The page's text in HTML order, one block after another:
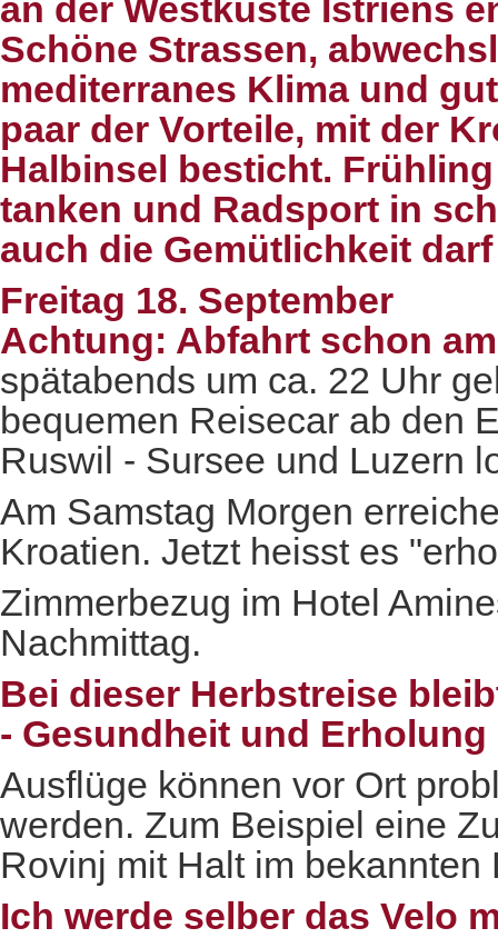
an der Westküste Istriens
Schöne Strassen,
mediterranes Klima und
paar der Vorteile, mit der
Halbinsel besticht.
tanken und Radsport in
auch die Gemütlichkeit
Freitag 18. September
Achtung: Abfahrt schon
spätabends um ca. 22 Uhr
bequemen Reisecar ab den
Ruswil - Sursee und Luzern
Am Samstag Morgen
Kroatien. Jetzt heisst es
Zimmerbezug im Hotel
Nachmittag.
Bei dieser Herbstreise
- Gesundheit und
Ausflüge können vor Ort
werden. Zum Beispiel eine
Rovinj mit Halt im bekannten
Ich werde selber das Velo